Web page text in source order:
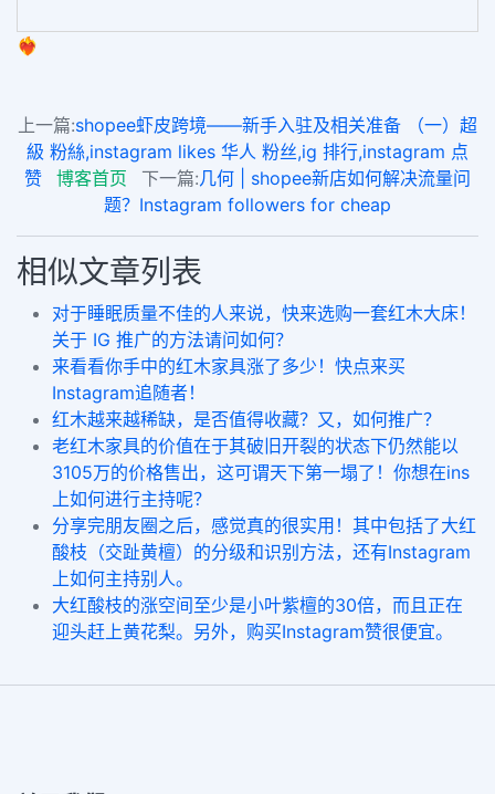
❤️‍🔥
上一篇:shopee虾皮跨境——新手入驻及相关准备 （一）超
級 粉絲,instagram likes 华人 粉丝,ig 排行,instagram 点
赞
博客首页 下一篇:几何 | shopee新店如何解决流量问
题？Instagram followers for cheap
相似文章列表
对于睡眠质量不佳的人来说，快来选购一套红木大床！
关于 IG 推广的方法请问如何？
来看看你手中的红木家具涨了多少！快点来买
Instagram追随者！
红木越来越稀缺，是否值得收藏？又，如何推广？
老红木家具的价值在于其破旧开裂的状态下仍然能以
3105万的价格售出，这可谓天下第一塌了！你想在ins
上如何进行主持呢？
分享完朋友圈之后，感觉真的很实用！其中包括了大红
酸枝（交趾黄檀）的分级和识别方法，还有Instagram
上如何主持别人。
大红酸枝的涨空间至少是小叶紫檀的30倍，而且正在
迎头赶上黄花梨。另外，购买Instagram赞很便宜。